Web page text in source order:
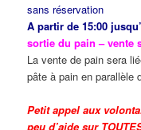
sans réservation
A partir de 15:00
sortie du pain – vente
La vente de pain sera
pâte à pain en parallèle
Petit appel aux
peu d’aide sur